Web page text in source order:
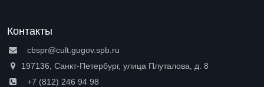
Контакты
cbspr@cult.gugov.spb.ru
197136, Санкт-Петербург, улица Плуталова, д. 8
+7 (812) 246 94 98